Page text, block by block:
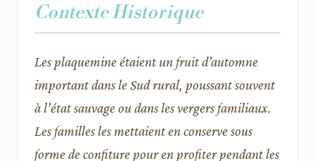
Contexte Historique
Les plaquemine étaient un fruit d’automne
important dans le Sud rural, poussant souvent
à l’état sauvage ou dans les vergers familiaux.
Les familles les mettaient en conserve sous
forme de confiture pour en profiter pendant les